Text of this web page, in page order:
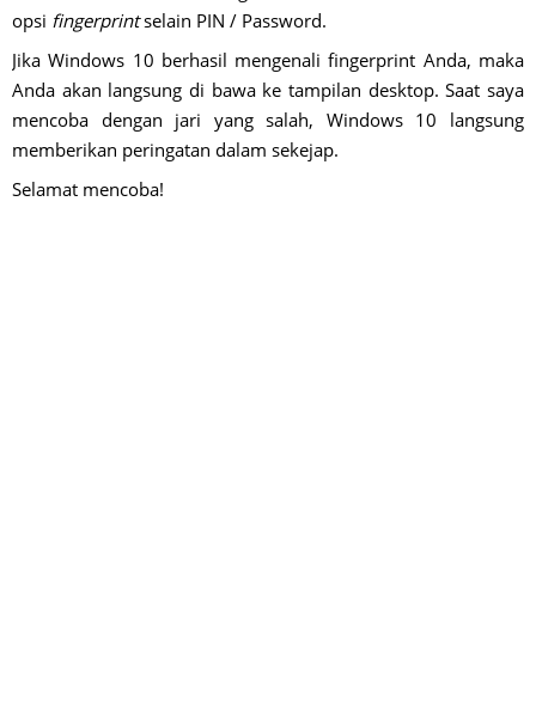
opsi fingerprintselain PIN / Password.
Jika Windows 10 berhasil mengenali fingerprint Anda, maka
Anda akan langsung di bawa ke tampilan desktop. Saat saya
mencoba dengan jari yang salah, Windows 10 langsung
memberikan peringatan dalam sekejap.
Selamat mencoba!